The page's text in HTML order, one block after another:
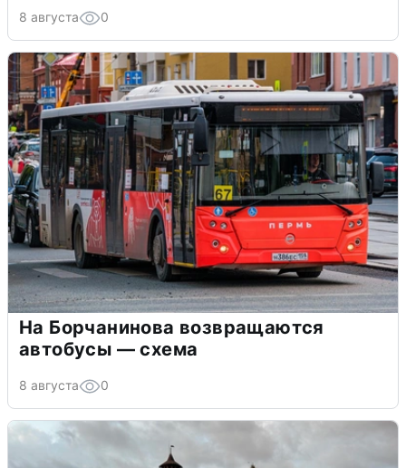
8 августа 0
На Борчанинова возвращаются
автобусы — схема
8 августа 0